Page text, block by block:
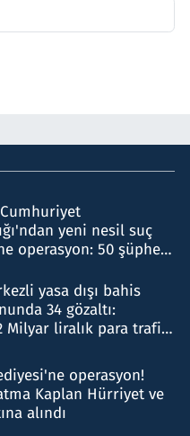
yeni nesil suç
operasyon: 50 şüpheli
yasa dışı bahis
34 gözaltı:
Milyar liralık para trafiği
operasyon!
Kaplan Hürriyet ve
alındı